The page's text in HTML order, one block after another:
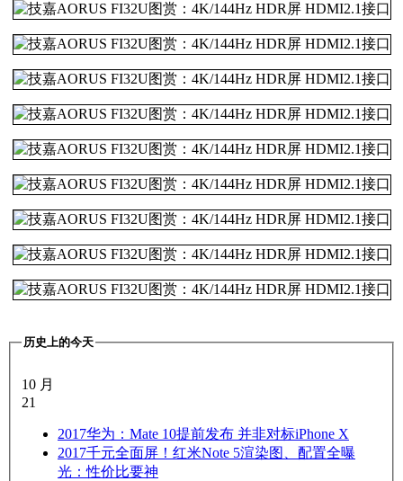
历史上的今天
10 月
21
2017华为：Mate 10提前发布 并非对标iPhone X
2017千元全面屏！红米Note 5渲染图、配置全曝
光：性价比要神